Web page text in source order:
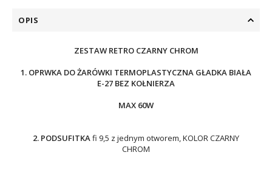
OPIS
ZESTAW RETRO CZARNY CHROM
1. OPRWKA DO ŻARÓWKI TERMOPLASTYCZNA GŁADKA BIAŁA
E-27 BEZ KOŁNIERZA
MAX 60W
2. PODSUFITKAfi 9,5 z jednym otworem, KOLOR CZARNY
CHROM